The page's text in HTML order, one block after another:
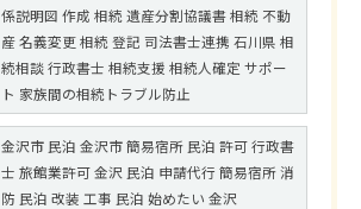
係説明図 作成 相続 遺産分割協議書 相続 不動
産 名義変更 相続 登記 司法書士連携 石川県 相
続相談 行政書士 相続支援 相続人確定 サポー
ト 家族間の相続トラブル防止
金沢市 民泊 金沢市 簡易宿所 民泊 許可 行政書
士 旅館業許可 金沢 民泊 申請代行 簡易宿所 消
防 民泊 改装 工事 民泊 始めたい 金沢